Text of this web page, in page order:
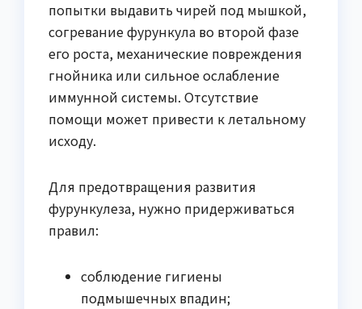
попытки выдавить чирей под мышкой,
согревание фурункула во второй фазе
его роста, механические повреждения
гнойника или сильное ослабление
иммунной системы. Отсутствие
помощи может привести к летальному
исходу.
Для предотвращения развития
фурункулеза, нужно придерживаться
правил:
соблюдение гигиены
подмышечных впадин;